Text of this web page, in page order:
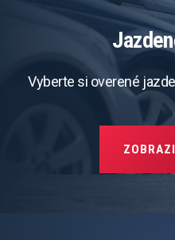
Vyberte si overené